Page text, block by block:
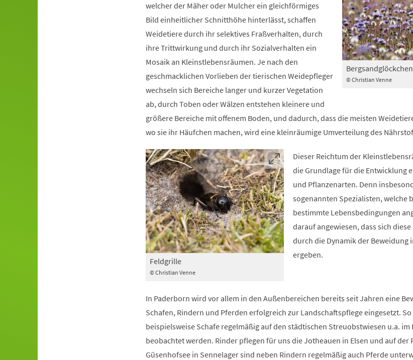
© Christian Venne
Bergsandglöckchen
welcher der Mäher oder Mulcher ein gleichförmiges
Bild einheitlicher Schnitthöhe hinterlässt, schaffen
Weidetiere durch ihr selektives Fraßverhalten, durch
ihre Trittwirkung und durch ihr Sozialverhalten ein
Mosaik an Kleinstlebensräumen. Je nach den
geschmacklichen Vorlieben der tierischen Weidepfleger
wechseln sich Bereiche langer und kurzer Vegetation
ab, durch Toben oder Wälzen entstehen kleinere und
größere Bereiche mit offenem Boden, und dadurch, dass die meisten
wo sie ihr Häufchen machen, wird eine kleinräumige Umverteilung des
© Christian Venne
Feldgrille
Dieser Reichtum der
die Grundlage für die Entwicklung
und Pflanzenarten. Denn
sogenannten Spezialisten, welche
bestimmte Lebensbedingungen
darauf angewiesen, dass sich
durch die Dynamik der Beweidung
ergeben.
In Paderborn wird vor allem in den Außenbereichen bereits seit Jahren eine
Schafen, Rindern und Pferden erfolgreich zur Landschaftspflege eingesetzt.
beispielsweise Schafe regelmäßig auf den städtischen Streuobstwiesen u.a. im
beobachtet werden. Rinder pflegen für uns die Jotheauen in Elsen und auf der
Güsenhofsee in Sennelager sind neben Rindern regelmäßig auch Pferde